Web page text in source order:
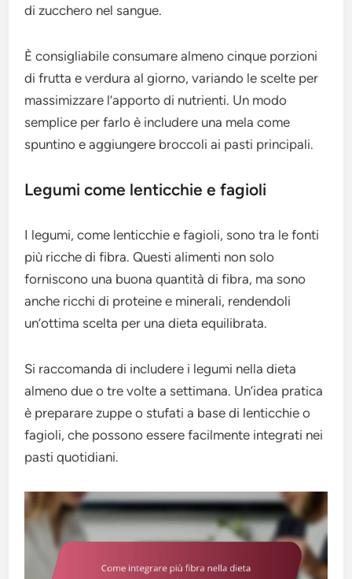
di zucchero nel sangue.
È consigliabile consumare almeno cinque porzioni
di frutta e verdura al giorno, variando le scelte per
massimizzare l’apporto di nutrienti. Un modo
semplice per farlo è includere una mela come
spuntino e aggiungere broccoli ai pasti principali.
Legumi come lenticchie e fagioli
I legumi, come lenticchie e fagioli, sono tra le fonti
più ricche di fibra. Questi alimenti non solo
forniscono una buona quantità di fibra, ma sono
anche ricchi di proteine e minerali, rendendoli
un’ottima scelta per una dieta equilibrata.
Si raccomanda di includere i legumi nella dieta
almeno due o tre volte a settimana. Un’idea pratica
è preparare zuppe o stufati a base di lenticchie o
fagioli, che possono essere facilmente integrati nei
pasti quotidiani.